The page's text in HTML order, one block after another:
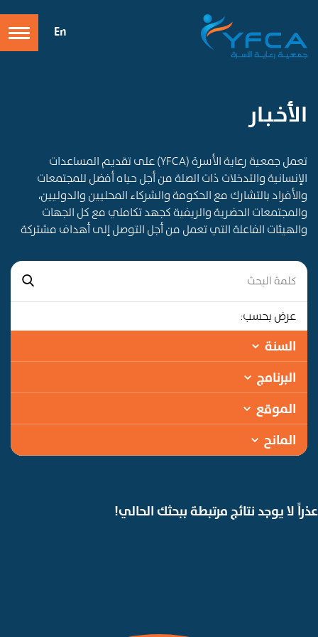
En
الأخـبـار
تعمل جمعية رعاية الأسرة (YFCA) على تقديم المساعدات
الإنسانية والتدخلات ذات الصلة من أجل حياه أفضل للمجتمعات
والأفراد بالتشارك مع الحكومة والشركاء المحليين والدوليين،
والمجتمعات الحضرية والريفية كجهد تكاملي مع كل الجهات
والهيئات الفاعلة التي تعمل من أجل التوصل إلى أهداف مشتركة
عرض بحسب:
السنة
البرنامج
الموقع
المانح
عذراً لا يوجد نتائج مرتبطة ببحثك الحالي!